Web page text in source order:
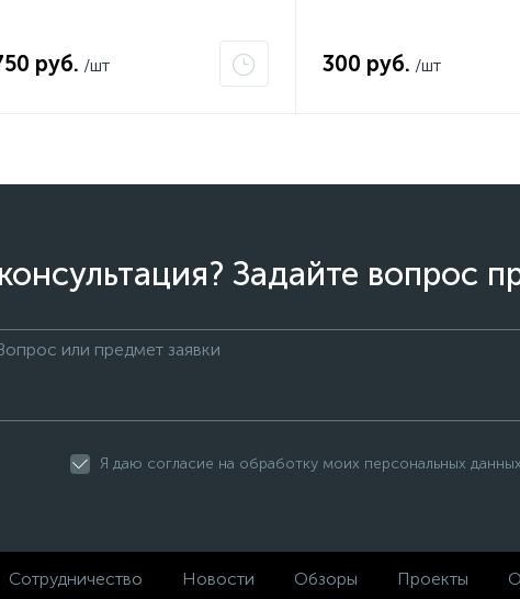
руб. /шт 300 руб. /шт
Задайте вопрос
Я даю согласие на обработку моих персональных данных
Сотрудничество Новости Обзоры Проекты